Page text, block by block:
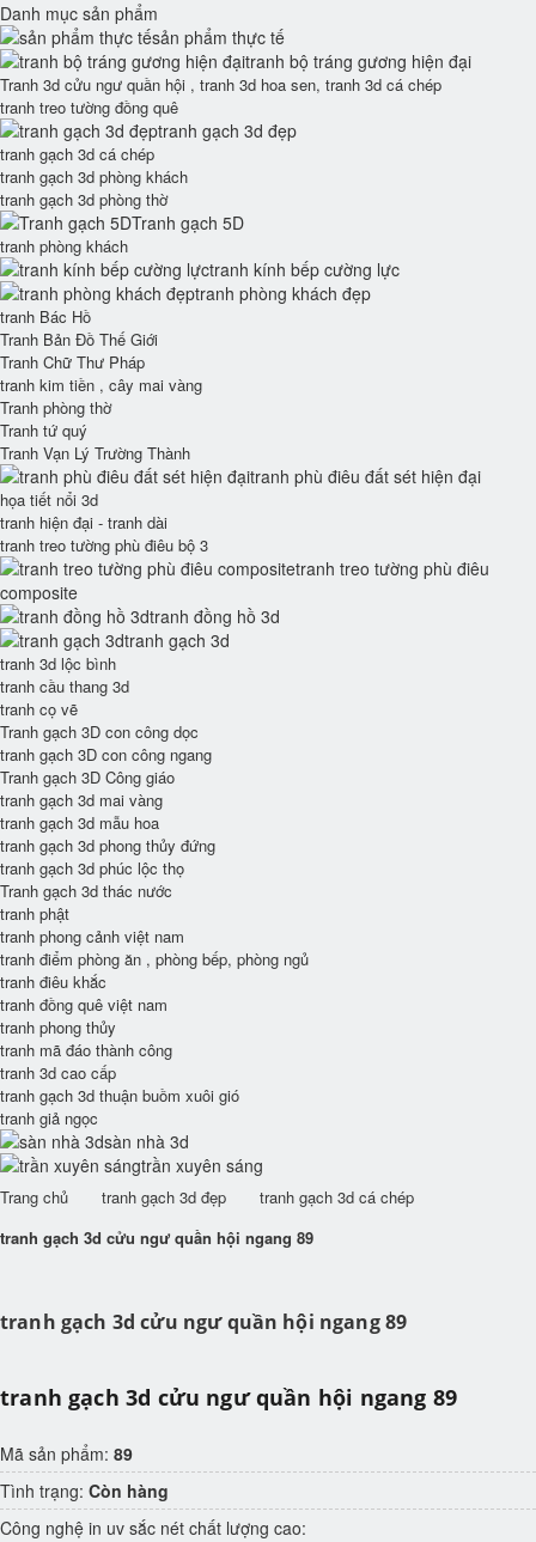
Danh mục sản phẩm
sản phẩm thực tế
tranh bộ tráng gương hiện đại
Tranh 3d cửu ngư quần hội , tranh 3d hoa sen, tranh 3d cá chép
tranh treo tường đồng quê
tranh gạch 3d đẹp
tranh gạch 3d cá chép
tranh gạch 3d phòng khách
tranh gạch 3d phòng thờ
Tranh gạch 5D
tranh phòng khách
tranh kính bếp cường lực
tranh phòng khách đẹp
tranh Bác Hồ
Tranh Bản Đồ Thế Giới
Tranh Chữ Thư Pháp
tranh kim tiền , cây mai vàng
Tranh phòng thờ
Tranh tứ quý
Tranh Vạn Lý Trường Thành
tranh phù điêu đất sét hiện đại
họa tiết nổi 3d
tranh hiện đại - tranh dài
tranh treo tường phù điêu bộ 3
tranh treo tường phù điêu
composite
tranh đồng hồ 3d
tranh gạch 3d
tranh 3d lộc bình
tranh cầu thang 3d
tranh cọ vẽ
Tranh gạch 3D con công dọc
tranh gạch 3D con công ngang
Tranh gạch 3D Công giáo
tranh gạch 3d mai vàng
tranh gạch 3d mẫu hoa
tranh gạch 3d phong thủy đứng
tranh gạch 3d phúc lộc thọ
Tranh gạch 3d thác nước
tranh phật
tranh phong cảnh việt nam
tranh điểm phòng ăn , phòng bếp, phòng ngủ
tranh điêu khắc
tranh đồng quê việt nam
tranh phong thủy
tranh mã đáo thành công
tranh 3d cao cấp
tranh gạch 3d thuận buồm xuôi gió
tranh giả ngọc
sàn nhà 3d
trần xuyên sáng
Trang chủ tranh gạch 3d đẹp
tranh gạch 3d cá chép
tranh gạch 3d cửu ngư quần hội ngang 89
tranh gạch 3d cửu ngư quần hội ngang 89
tranh gạch 3d cửu ngư quần hội ngang 89
Mã sản phẩm: 89
Tình trạng: Còn hàng
Công nghệ in uv sắc nét chất lượng cao: